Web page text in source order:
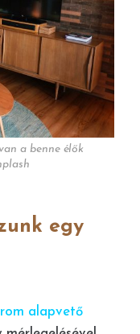
a benne élők
egy
alapvető